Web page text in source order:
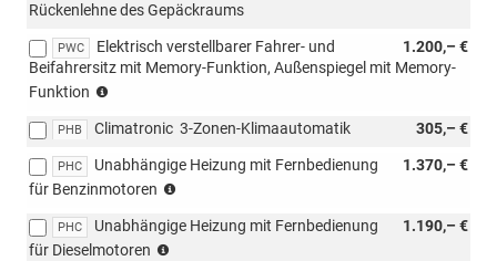
Rückenlehne des Gepäckraums
PWC 1.200,– €
Elektrisch verstellbarer Fahrer- und
Beifahrersitz mit Memory-Funktion, Außenspiegel mit Memory-
Funktion
PST/PSU
nur
mit
kombinierbar)
PHB 305,– €
Climatronic  3-Zonen-Klimaautomatik
PHC 1.370,– €
Unabhängige Heizung mit Fernbedienung
für Benzinmotoren
mit
PHC 1.190,– €
Unabhängige Heizung mit Fernbedienung
für Dieselmotoren